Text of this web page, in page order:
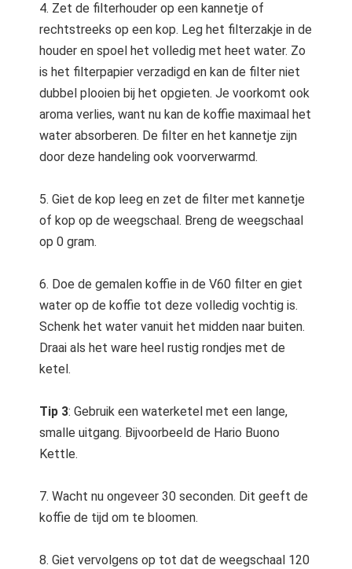
4. Zet de filterhouder op een kannetje of
rechtstreeks op een kop. Leg het filterzakje in de
houder en spoel het volledig met heet water. Zo
is het filterpapier verzadigd en kan de filter niet
dubbel plooien bij het opgieten. Je voorkomt ook
aroma verlies, want nu kan de koffie maximaal het
water absorberen. De filter en het kannetje zijn
door deze handeling ook voorverwarmd.
5. Giet de kop leeg en zet de filter met kannetje
of kop op de weegschaal. Breng de weegschaal
op 0 gram.
6. Doe de gemalen koffie in de V60 filter en giet
water op de koffie tot deze volledig vochtig is.
Schenk het water vanuit het midden naar buiten.
Draai als het ware heel rustig rondjes met de
ketel.
Tip 3: Gebruik een waterketel met een lange,
smalle uitgang. Bijvoorbeeld de Hario Buono
Kettle.
7. Wacht nu ongeveer 30 seconden. Dit geeft de
koffie de tijd om te bloomen.
8. Giet vervolgens op tot dat de weegschaal 120